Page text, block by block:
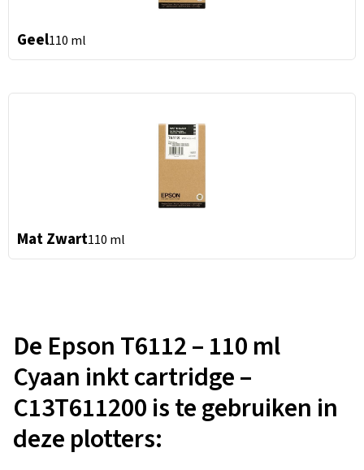
Geel110 ml
Mat Zwart110 ml
De Epson T6112 – 110 ml
Cyaan inkt cartridge –
C13T611200 is te gebruiken in
deze plotters: